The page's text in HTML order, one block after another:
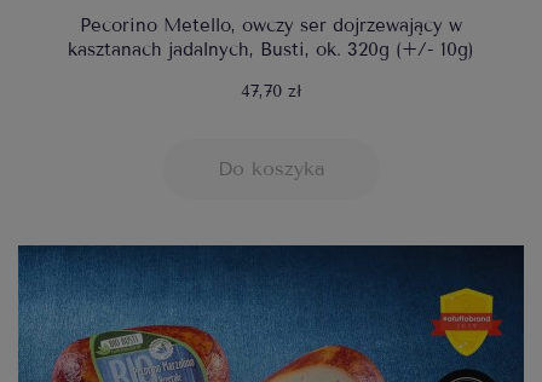
Pecorino Metello, owczy ser dojrzewający w
kasztanach jadalnych, Busti, ok. 320g (+/- 10g)
47,70 zł
Do koszyka